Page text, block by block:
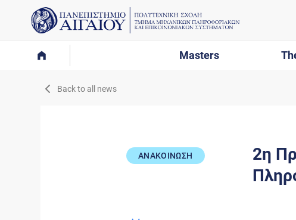
Masters
Back to all news
ΑΝΑΚΟΙΝΩΣΗ
2η